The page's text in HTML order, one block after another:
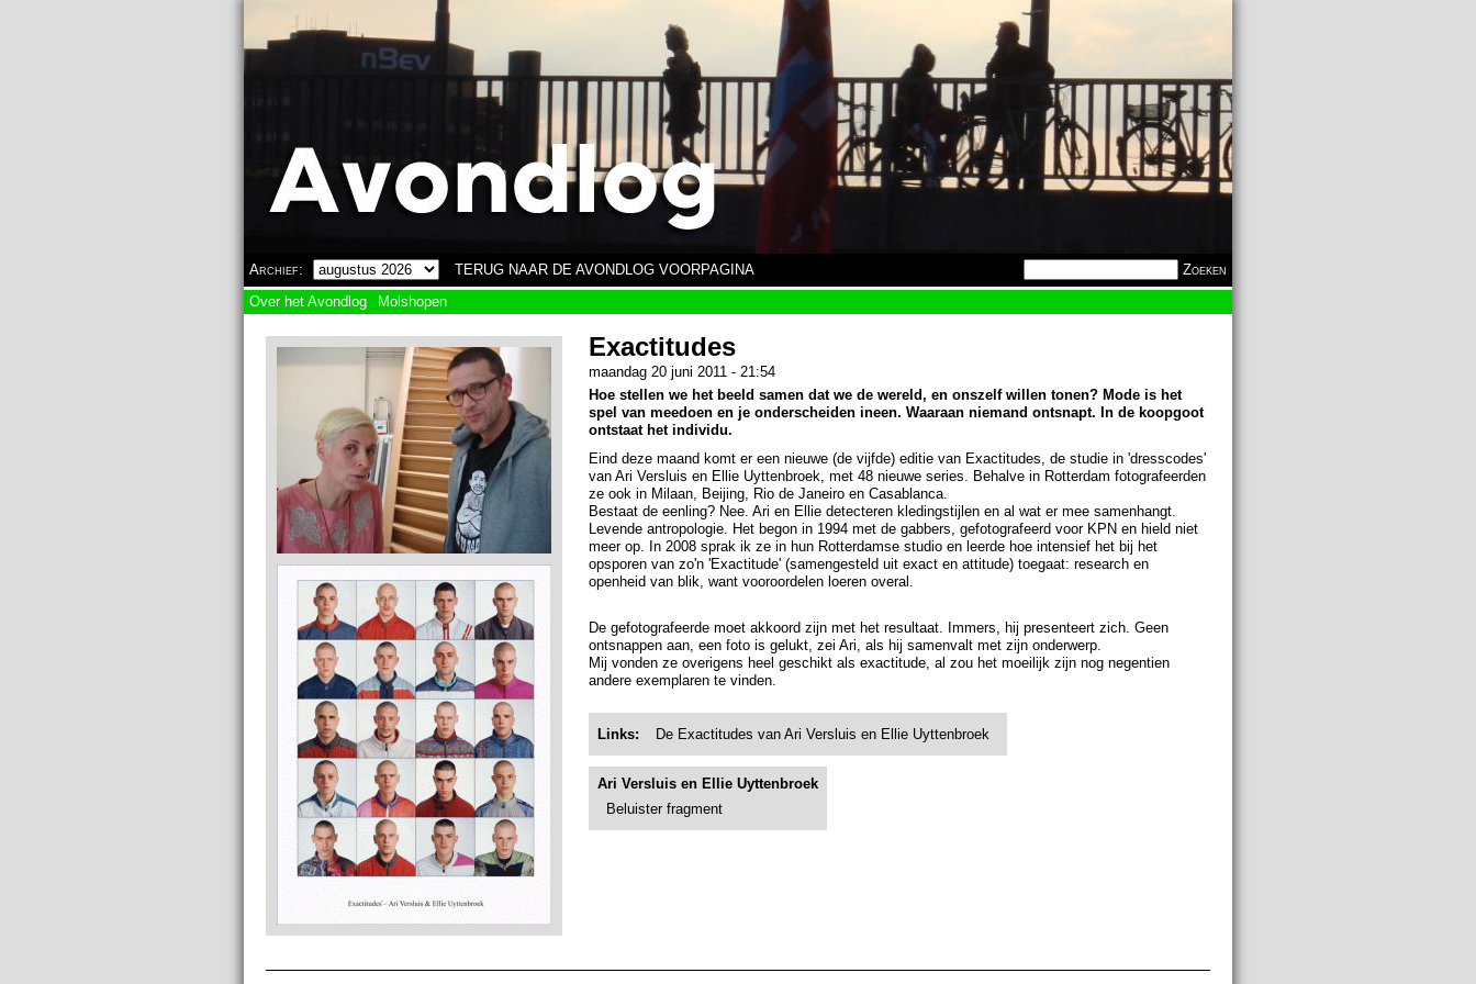
Archief: TERUG NAAR DE AVONDLOG VOORPAGINA
Over het Avondlog Molshopen
Exactitudes
maandag 20 juni 2011 - 21:54
Hoe stellen we het beeld samen dat we de wereld, en onszelf willen tonen? Mode is het
spel van meedoen en je onderscheiden ineen. Waaraan niemand ontsnapt. In de koopgoot
ontstaat het individu.
Eind deze maand komt er een nieuwe (de vijfde) editie van Exactitudes, de studie in 'dresscodes'
van Ari Versluis en Ellie Uyttenbroek, met 48 nieuwe series. Behalve in Rotterdam fotografeerden
ze ook in Milaan, Beijing, Rio de Janeiro en Casablanca.
Bestaat de eenling? Nee. Ari en Ellie detecteren kledingstijlen en al wat er mee samenhangt.
Levende antropologie. Het begon in 1994 met de gabbers, gefotografeerd voor KPN en hield niet
meer op. In 2008 sprak ik ze in hun Rotterdamse studio en leerde hoe intensief het bij het
opsporen van zo'n 'Exactitude' (samengesteld uit exact en attitude) toegaat: research en
openheid van blik, want vooroordelen loeren overal.
De gefotografeerde moet akkoord zijn met het resultaat. Immers, hij presenteert zich. Geen
ontsnappen aan, een foto is gelukt, zei Ari, als hij samenvalt met zijn onderwerp.
Mij vonden ze overigens heel geschikt als exactitude, al zou het moeilijk zijn nog negentien
andere exemplaren te vinden.
Links: De Exactitudes van Ari Versluis en Ellie Uyttenbroek
Ari Versluis en Ellie Uyttenbroek
Beluister fragment